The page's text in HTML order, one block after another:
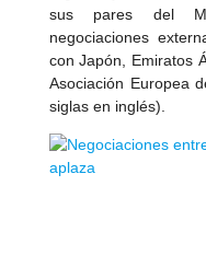
sus pares del
negociaciones
con Japón, Emiratos
Asociación Europea
siglas en inglés).